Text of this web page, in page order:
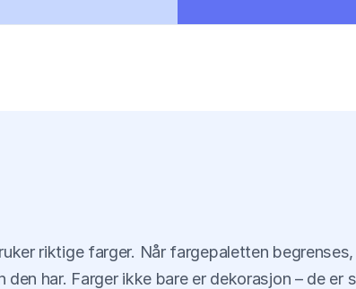
riktige farger. Når fargepaletten
har. Farger ikke bare er dekorasjon – de er